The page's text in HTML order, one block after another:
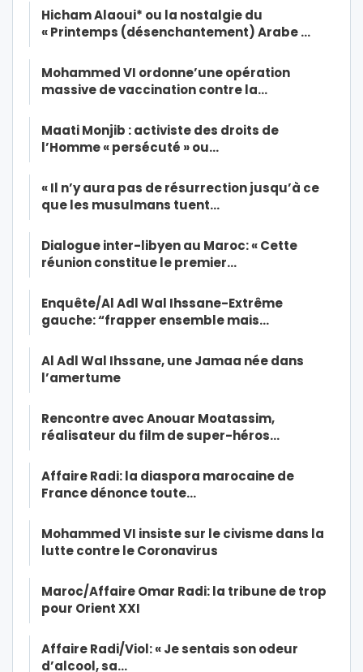
Hicham Alaoui* ou la nostalgie du
« Printemps (désenchantement) Arabe …
Mohammed VI ordonne’une opération
massive de vaccination contre la…
Maati Monjib : activiste des droits de
l’Homme « persécuté » ou…
« Il n’y aura pas de résurrection jusqu’à ce
que les musulmans tuent…
Dialogue inter-libyen au Maroc: « Cette
réunion constitue le premier…
Enquête/Al Adl Wal Ihssane-Extrême
gauche: “frapper ensemble mais…
Al Adl Wal Ihssane, une Jamaa née dans
l’amertume
Rencontre avec Anouar Moatassim,
réalisateur du film de super-héros…
Affaire Radi: la diaspora marocaine de
France dénonce toute…
Mohammed VI insiste sur le civisme dans la
lutte contre le Coronavirus
Maroc/Affaire Omar Radi: la tribune de trop
pour Orient XXI
Affaire Radi/Viol: « Je sentais son odeur
d’alcool, sa…